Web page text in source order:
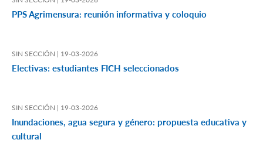
PPS Agrimensura: reunión informativa y coloquio
SIN SECCIÓN | 19-03-2026
Electivas: estudiantes FICH seleccionados
SIN SECCIÓN | 19-03-2026
Inundaciones, agua segura y género: propuesta educativa y
cultural